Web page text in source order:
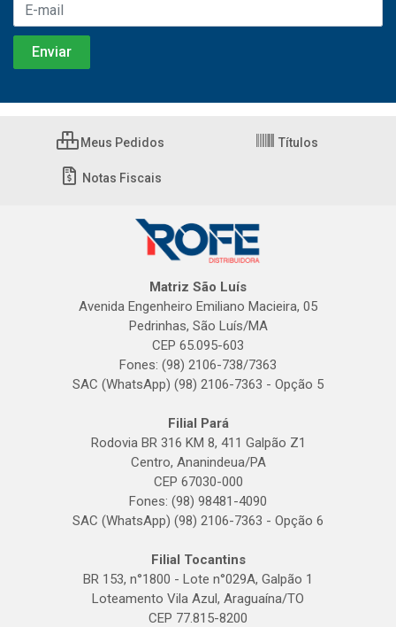
Meus Pedidos Títulos
Notas Fiscais
Matriz São Luís
Avenida Engenheiro Emiliano Macieira, 05
Pedrinhas, São Luís/MA
CEP 65.095-603
Fones: (98) 2106-738/7363
SAC (WhatsApp) (98) 2106-7363 - Opção 5
Filial Pará
Rodovia BR 316 KM 8, 411 Galpão Z1
Centro, Ananindeua/PA
CEP 67030-000
Fones: (98) 98481-4090
SAC (WhatsApp) (98) 2106-7363 - Opção 6
Filial Tocantins
BR 153, n°1800 - Lote n°029A, Galpão 1
Loteamento Vila Azul, Araguaína/TO
CEP 77.815-8200